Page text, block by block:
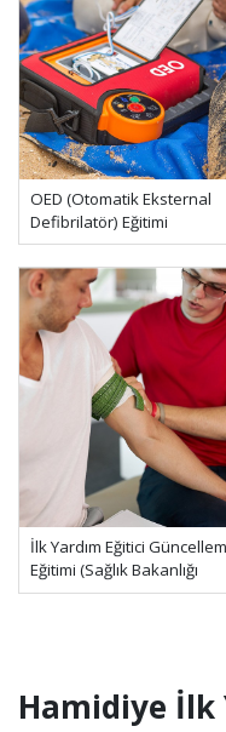
OED (Otomatik Eksternal
Defibrilatör) Eğitimi
İlk Yardım Eğitici Güncelleme
Eğitimi (Sağlık Bakanlığı
Onaylı)
Hamidiye İlk